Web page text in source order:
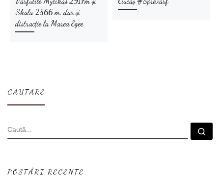
Skala 2866 m, dar și
distracție la Marea Egee
CAUTARE
CĂUTARE
POSTĂRI RECENTE